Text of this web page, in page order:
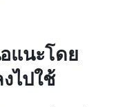
แนะโดย
ไปใช้